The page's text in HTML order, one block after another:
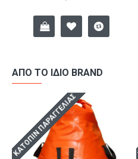
ΑΠΌ ΤΟ ΊΔΙΟ BRAND
ΚΑΤΌΠΙΝ ΠΑΡΑΓΓΕΛΊΑΣ